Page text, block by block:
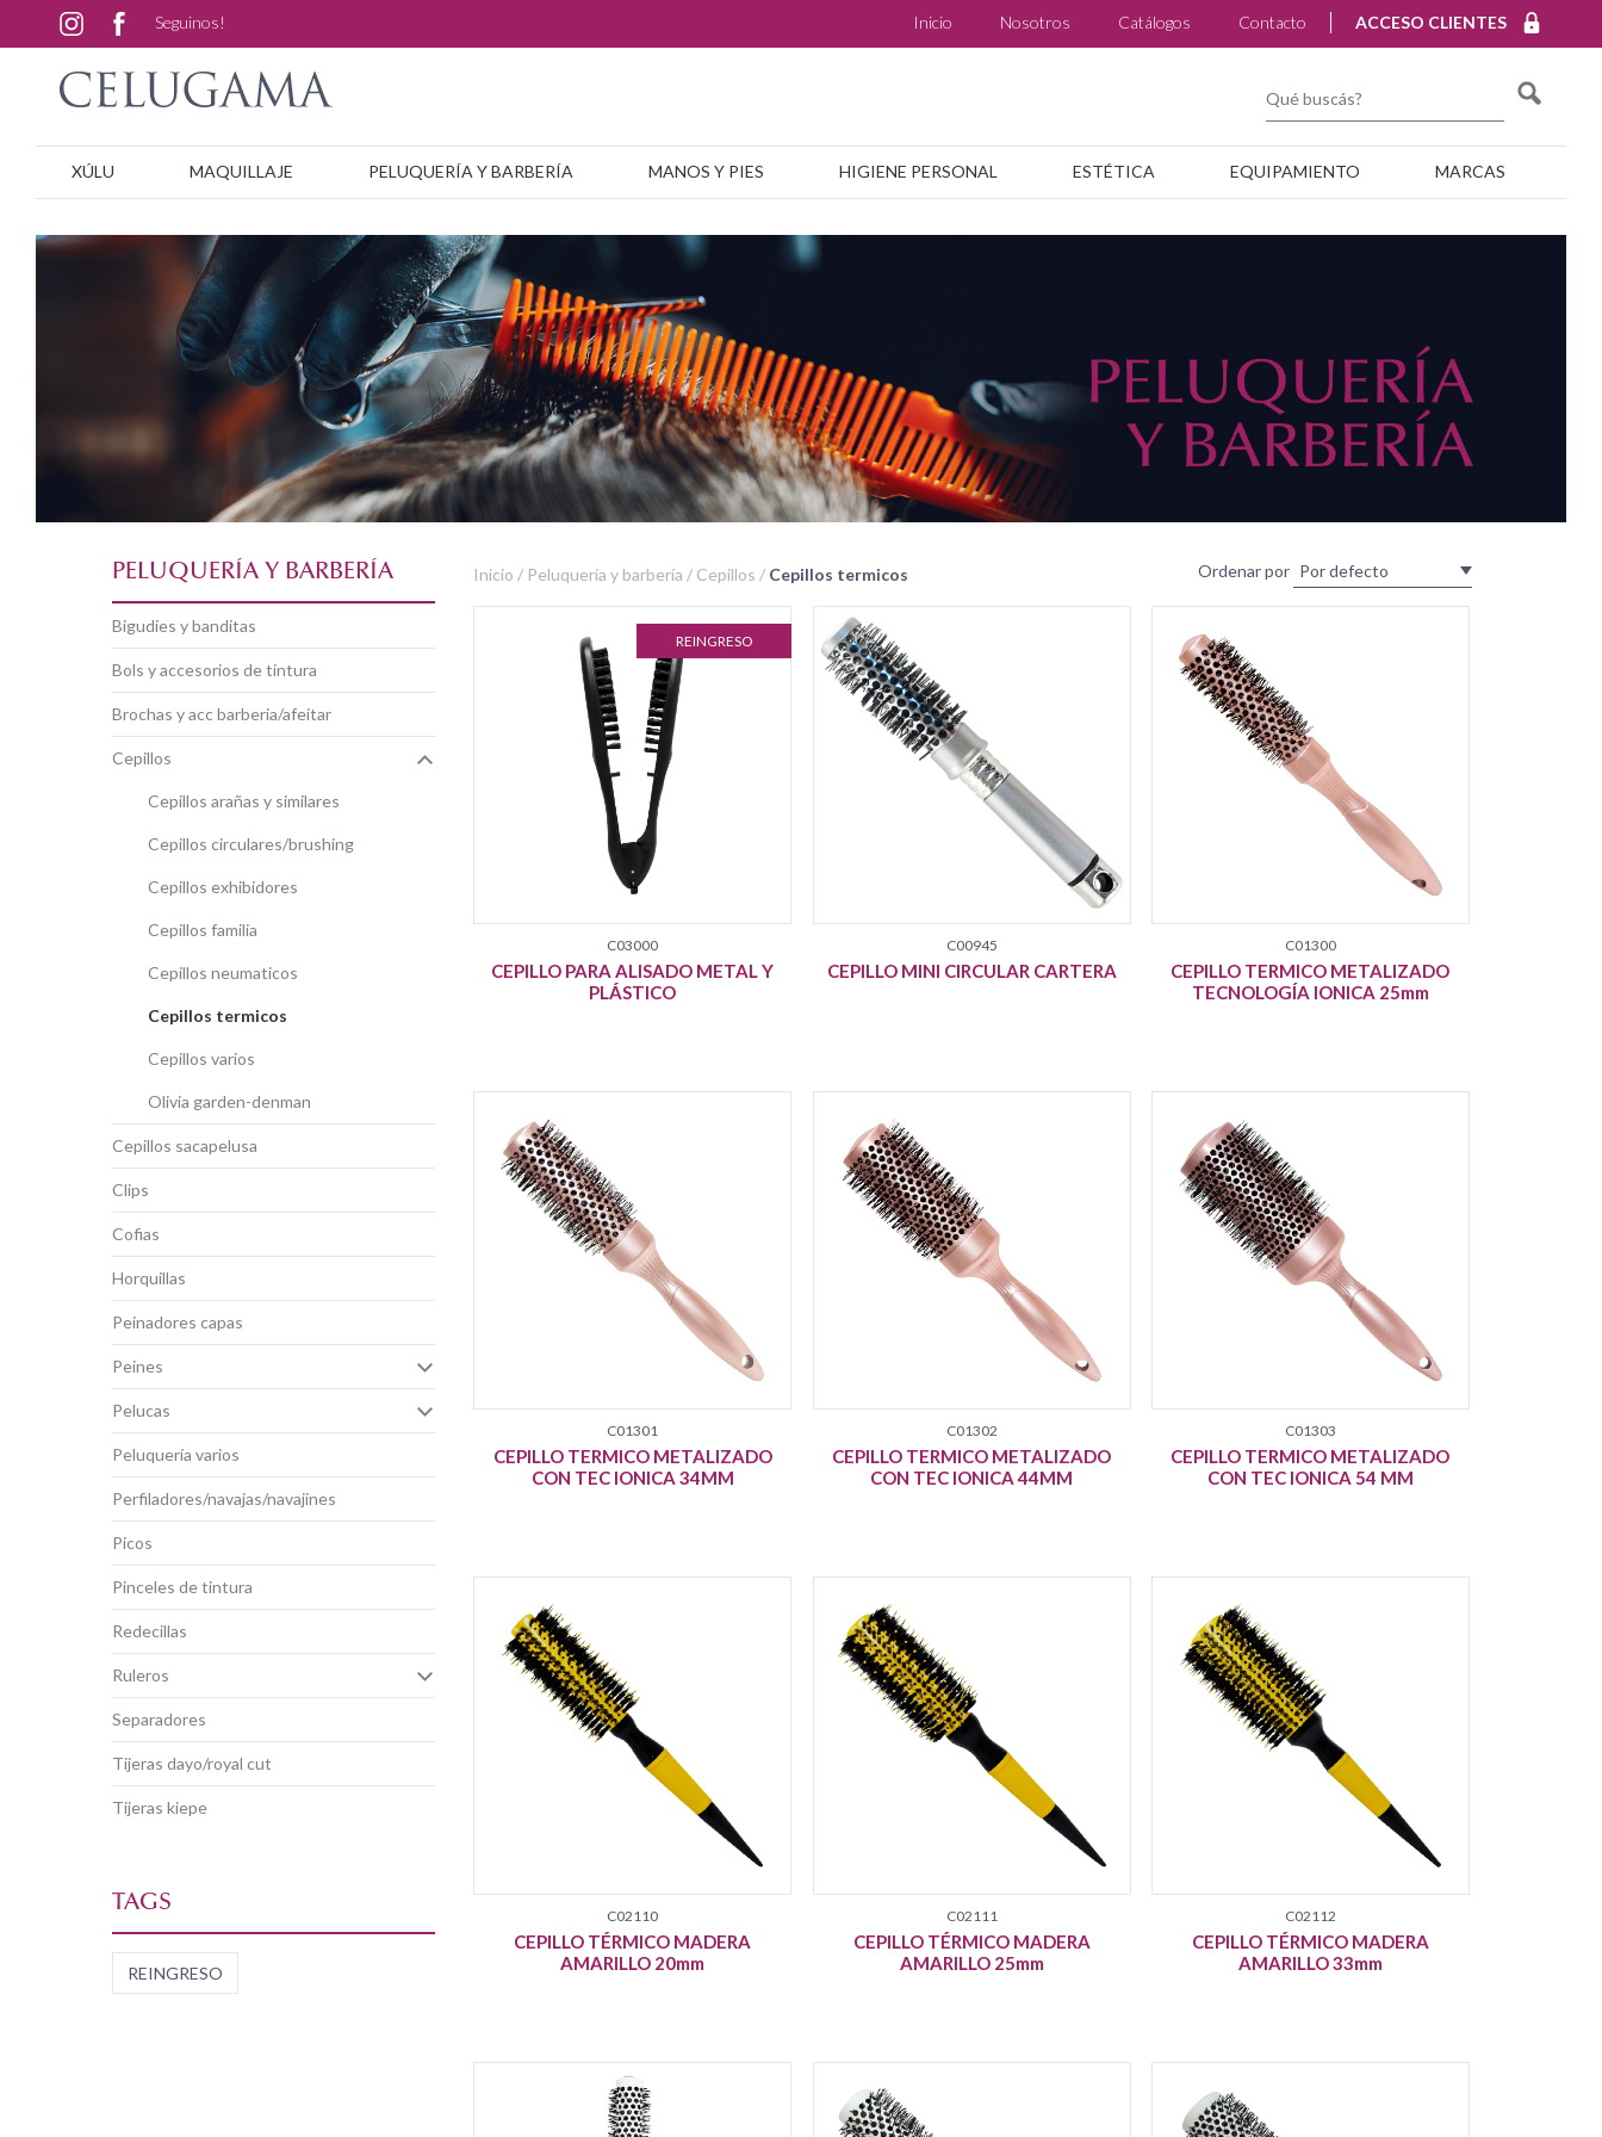
Seguinos! Inicio Nosotros Catálogos Contacto ACCESO CLIENTES
XÚLU MAQUILLAJE PELUQUERÍA Y BARBERÍA MANOS Y PIES HIGIENE PERSONAL ESTÉTICA EQUIPAMIENTO MARCAS
PELUQUERÍA Y BARBERÍA
bigudies y banditas
bols y accesorios de tintura
brochas y acc barberia/afeitar
cepillos
cepillos arañas y similares
cepillos circulares/brushing
cepillos exhibidores
cepillos familia
cepillos neumaticos
cepillos termicos
cepillos varios
olivia garden-denman
cepillos sacapelusa
clips
cofias
horquillas
peinadores capas
peines
pelucas
peluquería varios
perfiladores/navajas/navajines
picos
pinceles de tintura
redecillas
ruleros
separadores
tijeras dayo/royal cut
tijeras kiepe
TAGS
REINGRESO
Inicio / Peluquería y barbería / Cepillos / Cepillos termicos Ordenar por
REINGRESO
C03000
CEPILLO PARA ALISADO METAL Y
PLÁSTICO
C00945
CEPILLO MINI CIRCULAR CARTERA
C01300
CEPILLO TERMICO METALIZADO
TECNOLOGÍA IONICA 25mm
C01301
CEPILLO TERMICO METALIZADO
CON TEC IONICA 34MM
C01302
CEPILLO TERMICO METALIZADO
CON TEC IONICA 44MM
C01303
CEPILLO TERMICO METALIZADO
CON TEC IONICA 54 MM
C02110
CEPILLO TÉRMICO MADERA
AMARILLO 20mm
C02111
CEPILLO TÉRMICO MADERA
AMARILLO 25mm
C02112
CEPILLO TÉRMICO MADERA
AMARILLO 33mm